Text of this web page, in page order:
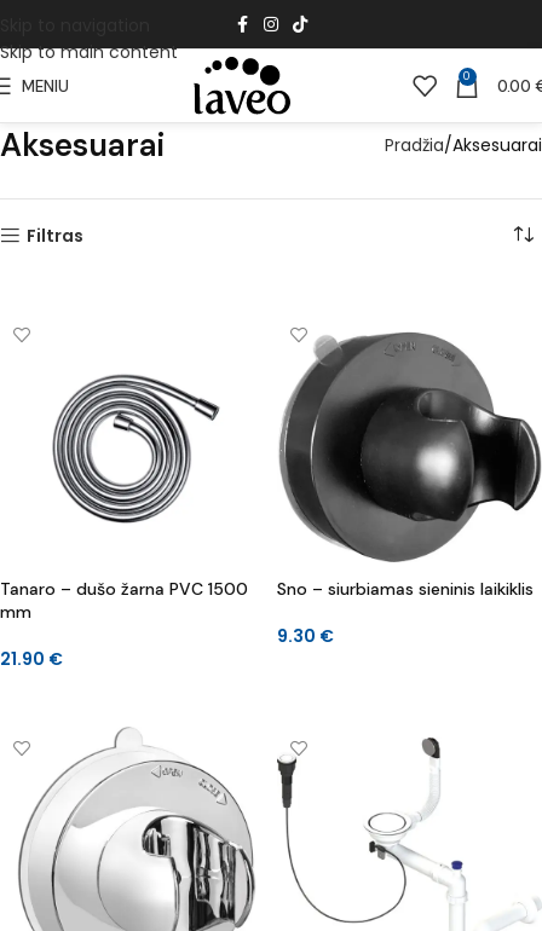
Skip to main content
MENIU 0 0.00
Aksesuarai Pradžia Aksesuarai
Filtras
Tanaro – dušo žarna PVC 1500
mm
21.90 €
Sno – siurbiamas sieninis laikiklis
9.30 €